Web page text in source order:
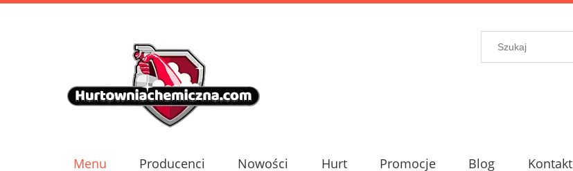
Menu Producenci Nowości Hurt Promocje Blog Kontakt